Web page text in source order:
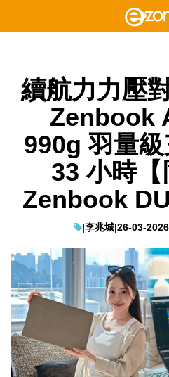
續航力力壓
Zenbook
990g 羽量
33 小時
Zenbook
|李兆城|26-03-